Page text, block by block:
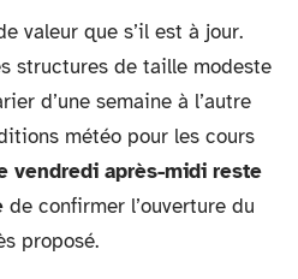
valeur que s’il est à jour.
structures de taille modeste
d’une semaine à l’autre
météo pour les cours
vendredi après-midi reste
de confirmer l’ouverture du
proposé.